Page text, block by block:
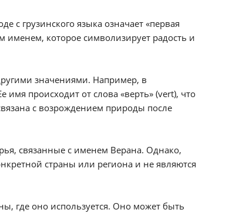
с грузинского языка означает «первая
именем, которое символизирует радость и
значениями. Например, в
происходит от слова «верть» (vert), что
с возрождением природы после
связанные с именем Верана. Однако,
страны или региона и не являются
где оно используется. Оно может быть